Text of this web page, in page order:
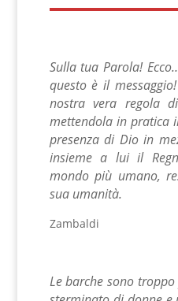
Sulla tua Parola!
questo è il
nostra vera regola
mettendola in pratica
presenza di Dio in
insieme a lui il
mondo più umano,
sua umanità.
Zambaldi
Le barche sono